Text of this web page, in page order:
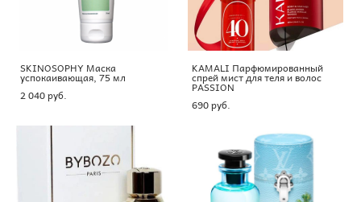
SKINOSOPHY Маска
успокаивающая, 75 мл
2 040 pуб.
KAMALI Парфюмированный
спрей мист для теля и волос
PASSION
690 pуб.